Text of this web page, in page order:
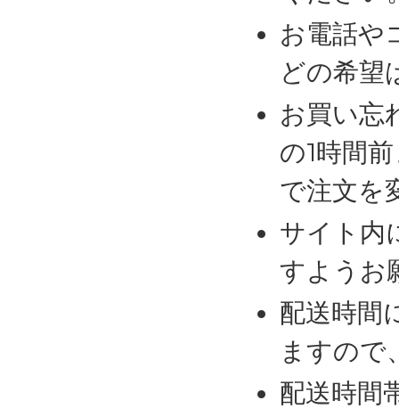
お電話や
どの希望
お買い忘
の1時間
で注文を
サイト内
すようお
配送時間
ますので
配送時間